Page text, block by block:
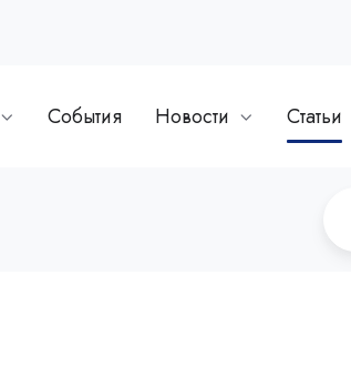
События Новости Статьи